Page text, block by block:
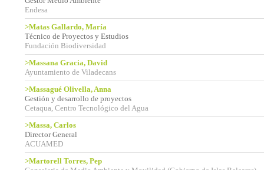
Endesa
>Matas Gallardo, María
Técnico de Proyectos y Estudios
Fundación Biodiversidad
>Massana Gracia, David
Ayuntamiento de Viladecans
>Massagué Olivella, Anna
Gestión y desarrollo de proyectos
Cetaqua, Centro Tecnológico del Agua
>Massa, Carlos
Director General
ACUAMED
>Martorell Torres, Pep